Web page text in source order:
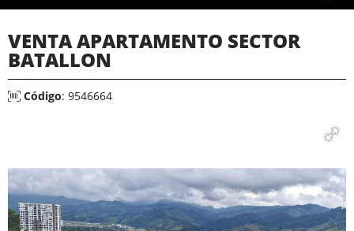
VENTA APARTAMENTO SECTOR
BATALLON
Código: 9546664